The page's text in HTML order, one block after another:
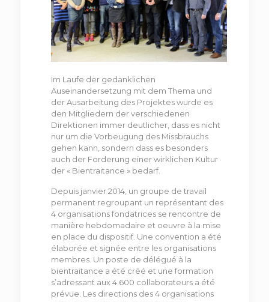
Im Laufe der gedanklichen
Auseinandersetzung mit dem Thema und
der Ausarbeitung des Projektes wurde es
den Mitgliedern der verschiedenen
Direktionen immer deutlicher, dass es nicht
nur um die Vorbeugung des Missbrauchs
gehen kann, sondern dass es besonders
auch der Förderung einer wirklichen Kultur
der « Bientraitance » bedarf.
Depuis janvier 2014, un groupe de travail
permanent regroupant un représentant des
4 organisations fondatrices se rencontre de
manière hebdomadaire et oeuvre à la mise
en place du dispositif. Une convention a été
élaborée et signée entre les organisations
membres. Un poste de délégué à la
bientraitance a été créé et une formation
s’adressant aux 4.600 collaborateurs a été
prévue. Les directions des 4 organisations